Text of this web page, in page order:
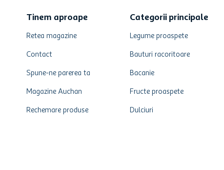
Tinem aproape
Retea magazine
Contact
Spune-ne parerea ta
Magazine Auchan
Rechemare produse
Categorii principale
Legume proaspete
Bauturi racoritoare
Bacanie
Fructe proaspete
Dulciuri